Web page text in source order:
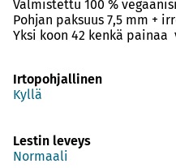
Valmistettu 100 %
Pohjan paksuus 7,5 mm +
Yksi koon 42 kenkä painaa
Irtopohjallinen
Kyllä
Lestin leveys
Normaali